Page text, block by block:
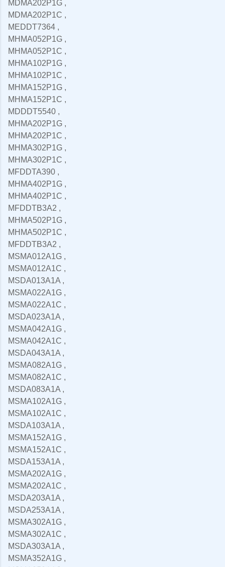
MDMA202P1G ,
MDMA202P1C ,
MEDDT7364 ,
MHMA052P1G ,
MHMA052P1C ,
MHMA102P1G ,
MHMA102P1C ,
MHMA152P1G ,
MHMA152P1C ,
MDDDT5540 ,
MHMA202P1G ,
MHMA202P1C ,
MHMA302P1G ,
MHMA302P1C ,
MFDDTA390 ,
MHMA402P1G ,
MHMA402P1C ,
MFDDTB3A2 ,
MHMA502P1G ,
MHMA502P1C ,
MFDDTB3A2 ,
MSMA012A1G ,
MSMA012A1C ,
MSDA013A1A ,
MSMA022A1G ,
MSMA022A1C ,
MSDA023A1A ,
MSMA042A1G ,
MSMA042A1C ,
MSDA043A1A ,
MSMA082A1G ,
MSMA082A1C ,
MSDA083A1A ,
MSMA102A1G ,
MSMA102A1C ,
MSDA103A1A ,
MSMA152A1G ,
MSMA152A1C ,
MSDA153A1A ,
MSMA202A1G ,
MSMA202A1C ,
MSDA203A1A ,
MSDA253A1A ,
MSMA302A1G ,
MSMA302A1C ,
MSDA303A1A ,
MSMA352A1G ,